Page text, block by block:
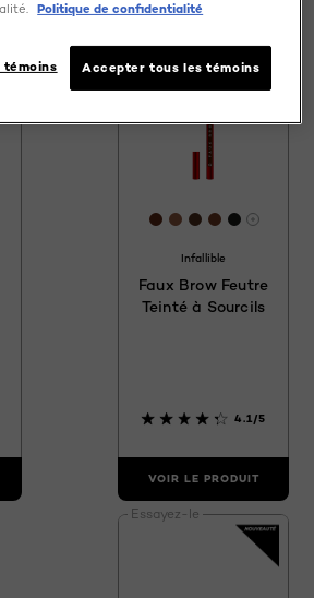
#4a564c
#682e3cde couleurs sont[Color]: #5b2815
[Color]:
[Color]:
[Color]:
[Color]:
Infallible
Faux Brow Feutre
Teinté à Sourcils
4.1/5
VOIR LE PRODUIT
Essayez-le
Politique de confidentialité
Accepter tous les témoins
témoins